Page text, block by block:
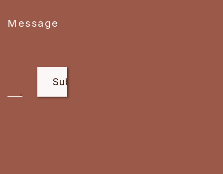
Message